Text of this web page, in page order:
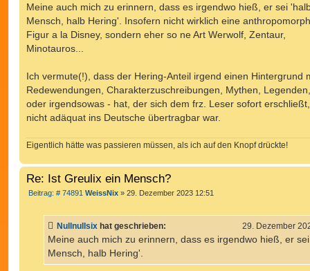
Meine auch mich zu erinnern, dass es irgendwo hieß, er sei
Mensch, halb Hering'. Insofern nicht wirklich eine
Figur a la Disney, sondern eher so ne Art Werwolf, Zentaur,
Minotauros...
Ich vermute(!), dass der Hering-Anteil irgend einen Hintergrund
Redewendungen, Charakterzuschreibungen, Mythen,
oder irgendsowas - hat, der sich dem frz. Leser sofort
nicht adäquat ins Deutsche übertragbar war.
Eigentlich hätte was passieren müssen, als ich auf den Knopf drückte!
Re: Ist Greulix ein Mensch?
Beitrag: # 74891 B
r
a
WeissNix » 29. Dezember 2023 12:51
Nullnullsix hat geschrieben: 29. Dezember
Meine auch mich zu erinnern, dass es irgendwo hieß, er
Mensch, halb Hering'.